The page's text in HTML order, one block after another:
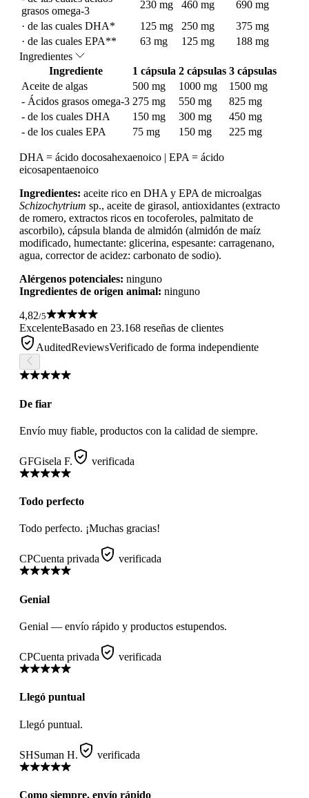
grasos omega-3
230 mg 460 mg
690 mg
· de las cuales DHA*
125 mg 250 mg
375 mg
· de las cuales EPA**
63 mg 125 mg
188 mg
Ingredientes
Ingrediente
1 cápsula 2 cápsulas 3 cápsulas
Aceite de algas
500 mg 1000 mg
1500 mg
- Ácidos grasos omega-3 275 mg 550 mg
825 mg
- de los cuales DHA
150 mg 300 mg
450 mg
- de los cuales EPA
75 mg 150 mg 225 mg
DHA = ácido docosahexaenoico | EPA = ácido
eicosapentaenoico
Ingredientes: aceite rico en DHA y EPA de microalgas
Schizochytrium sp., aceite de girasol, antioxidantes (extracto
de romero, extractos ricos en tocoferoles, palmitato de
ascorbilo), cápsula blanda de almidón (almidón de maíz
modificado, humectante: glicerina, espesante: carragenano,
agua, corrector de acidez: carbonato de sodio).
Alérgenos potenciales: ninguno
Ingredientes de origen animal: ninguno
4,82/5
ExcelenteBasado en 23.168 reseñas de clientes
AuditedReviewsVerificado de forma independiente
De fiar
Envío muy fiable, productos con la calidad de siempre.
GFGisela F. verificada
Todo perfecto
Todo perfecto. ¡Muchas gracias!
CPCuenta privada verificada
Genial
Genial — envío rápido y productos estupendos.
CPCuenta privada verificada
Llegó puntual
Llegó puntual.
SHSuman H. verificada
Como siempre, envío rápido